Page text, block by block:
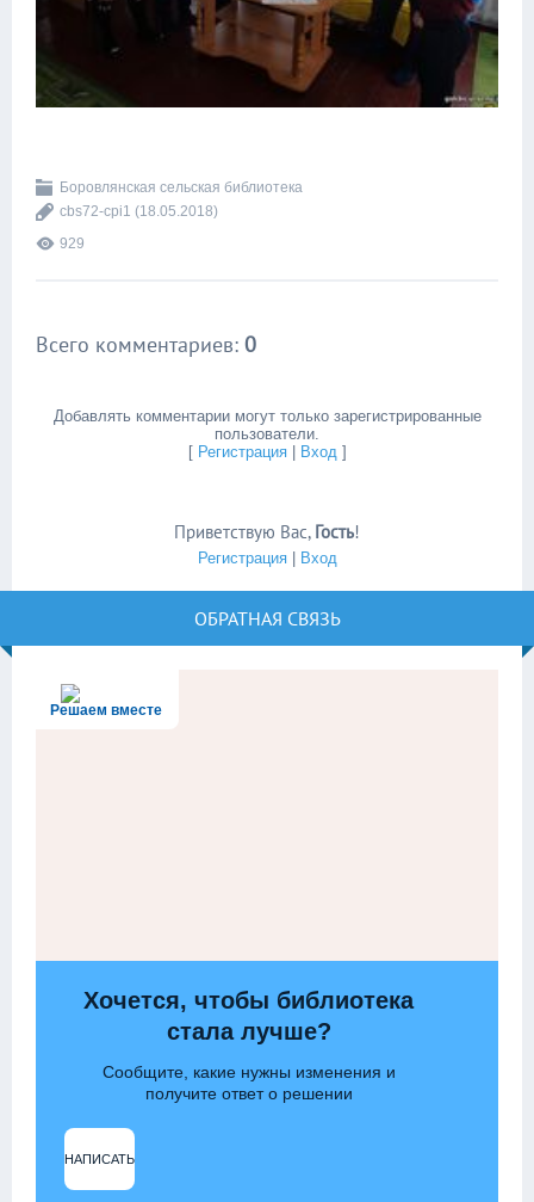
Боровлянская сельская библиотека
cbs72-cpi1 (18.05.2018)
929
Всего комментариев: 0
Добавлять комментарии могут только зарегистрированные
пользователи.
[ Регистрация| Вход]
Приветствую Вас, Гость!
Регистрация| Вход
ОБРАТНАЯ СВЯЗЬ
Решаем вместе
Хочется, чтобы библиотека
стала лучше?
Сообщите, какие нужны изменения и
получите ответ о решении
НАПИСАТЬ